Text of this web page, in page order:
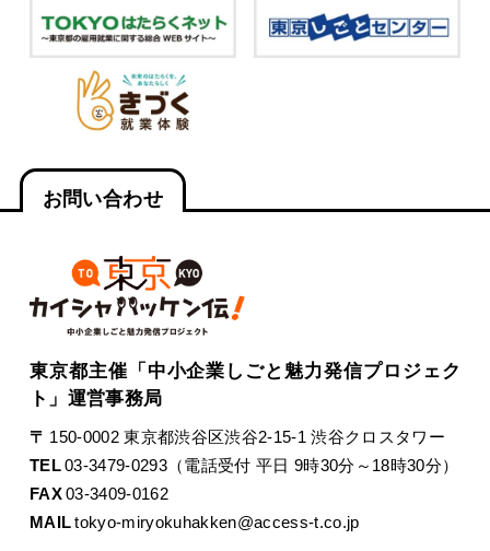
お問い合わせ
東京都主催「中小企業しごと魅力発信プロジェク
ト」運営事務局
〒 150-0002 東京都渋谷区渋谷2-15-1 渋谷クロスタワー
TEL03-3479-0293（電話受付 平日 9時30分～18時30分）
FAX03-3409-0162
MAIL tokyo-miryokuhakken@access-t.co.jp